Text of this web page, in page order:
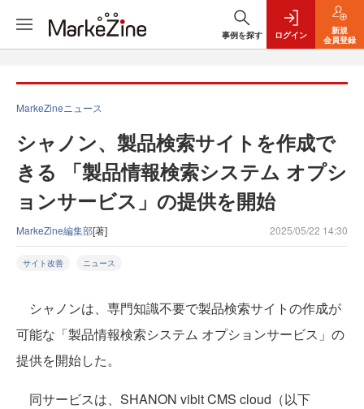
事例を探す ログイン
新規
会員登録
MarkeZineニュース
シャノン、製品検索サイトを作成で
きる 「製品情報検索システム オプシ
ョンサービス」の提供を開始
MarkeZine編集部[著] 2025/05/22 14:30
サイト改善 ニュース
シャノンは、専門知識不要で製品検索サイトの作成が
可能な「製品情報検索システム オプションサービス」の
提供を開始した。
同サービスは、SHANON vibit CMS cloud（以下